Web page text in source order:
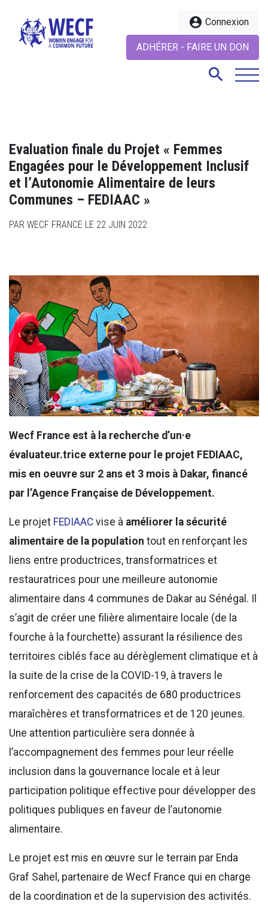
account_circle Connexion
ADHÉRER - FAIRE UN DON
search
Evaluation finale du Projet « Femmes
Engagées pour le Développement Inclusif
et l’Autonomie Alimentaire de leurs
Communes – FEDIAAC »
PAR WECF FRANCE LE 22 JUIN 2022
Wecf France est à la recherche d’un·e
évaluateur.trice externe pour le projet FEDIAAC,
mis en oeuvre sur 2 ans et 3 mois à Dakar, financé
par l’Agence Française de Développement.
Le projet FEDIAAC vise à améliorer la sécurité
alimentaire de la population tout en renforçant les
liens entre productrices, transformatrices et
restauratrices pour une meilleure autonomie
alimentaire dans 4 communes de Dakar au Sénégal. Il
s’agit de créer une filière alimentaire locale (de la
fourche à la fourchette) assurant la résilience des
territoires ciblés face au dérèglement climatique et à
la suite de la crise de la COVID-19, à travers le
renforcement des capacités de 680 productrices
maraîchères et transformatrices et de 120 jeunes.
Une attention particulière sera donnée à
l’accompagnement des femmes pour leur réelle
inclusion dans la gouvernance locale et à leur
participation politique effective pour développer des
politiques publiques en faveur de l’autonomie
alimentaire.
Le projet est mis en œuvre sur le terrain par Enda
Graf Sahel, partenaire de Wecf France qui en charge
de la coordination et de la supervision des activités.